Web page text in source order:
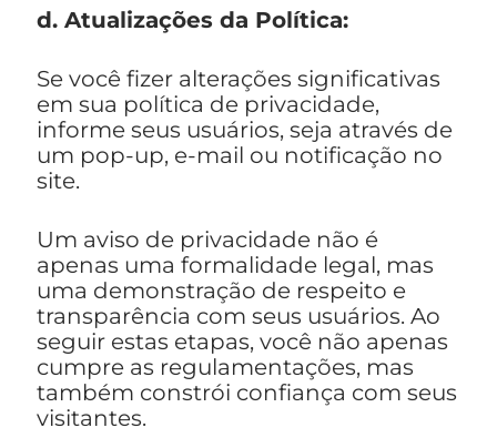
d. Atualizações da Política:
Se você fizer alterações significativas
em sua política de privacidade,
informe seus usuários, seja através de
um pop-up, e-mail ou notificação no
site.
Um aviso de privacidade não é
apenas uma formalidade legal, mas
uma demonstração de respeito e
transparência com seus usuários. Ao
seguir estas etapas, você não apenas
cumpre as regulamentações, mas
também constrói confiança com seus
visitantes.